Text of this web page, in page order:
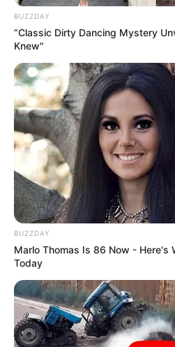
BUZZDAY
“Classic Dirty Dancing Mystery
Knew"
BUZZDAY
Marlo Thomas Is 86 Now - Here's
Today